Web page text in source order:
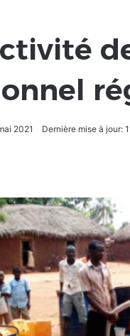
2021 Dernière mise à jour: